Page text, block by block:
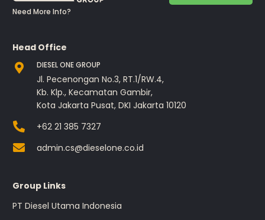
Need More Info?
Head Office
DIESEL ONE GROUP
Jl. Pecenongan No.3, RT.1/RW.4,
Kb. Klp., Kecamatan Gambir,
Kota Jakarta Pusat, DKI Jakarta 10120
+62 21 385 7327
admin.cs@dieselone.co.id
Group Links
PT Diesel Utama Indonesia